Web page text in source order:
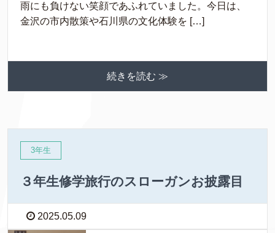
雨にも負けない笑顔であふれていました。今日は、
金沢の市内散策や石川県の文化体験を […]
続きを読む ≫
3年生
３年生修学旅行のスローガンお披露目
2025.05.09